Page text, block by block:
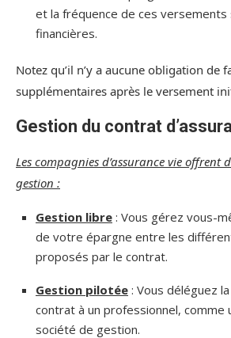
et la fréquence de ces versements
financières.
Notez qu’il n’y a aucune obligation de
supplémentaires après le versement
Gestion du contrat
Les compagnies d’assurance vie offrent
gestion :
Gestion libre : Vous gérez vous-
de votre épargne entre les
proposés par le contrat.
Gestion pilotée : Vous déléguez
contrat à un professionnel, comme
société de gestion.